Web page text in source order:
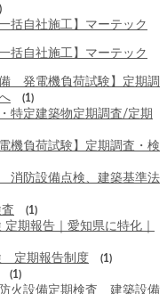
括自社施工】マーテック
括自社施工】マーテック
発電機負荷試験】定期調
(1)
特定建築物定期調査/定期
負荷試験】定期調査・検
消防設備点検、建築基準法
(1)
期報告｜愛知県に特化｜
定期報告制度 (1)
(1)
設備定期検査 建築設備